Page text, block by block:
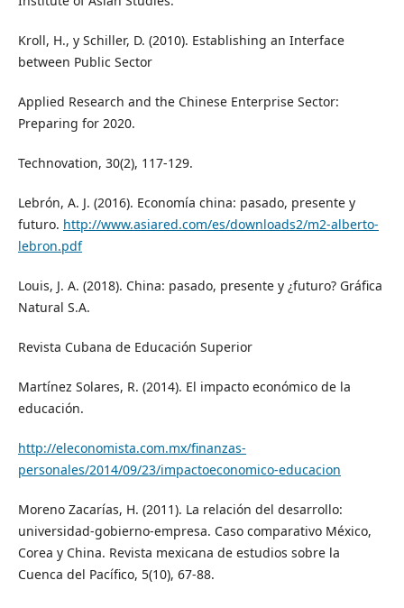
Kroll, H., y Schiller, D. (2010). Establishing an Interface
between Public Sector
Applied Research and the Chinese Enterprise Sector:
Preparing for 2020.
Technovation, 30(2), 117-129.
Lebrón, A. J. (2016). Economía china: pasado, presente y
futuro. http://www.asiared.com/es/downloads2/m2-alberto-
lebron.pdf
Louis, J. A. (2018). China: pasado, presente y ¿futuro? Gráfica
Natural S.A.
Revista Cubana de Educación Superior
Martínez Solares, R. (2014). El impacto económico de la
educación.
http://eleconomista.com.mx/finanzas-
personales/2014/09/23/impactoeconomico-educacion
Moreno Zacarías, H. (2011). La relación del desarrollo:
universidad-gobierno-empresa. Caso comparativo México,
Corea y China. Revista mexicana de estudios sobre la
Cuenca del Pacífico, 5(10), 67-88.